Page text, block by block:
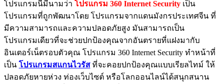
โปรแกรมนี้มีนามว่า โปรแกรม 360 Internet Security เป็น
โปรแกรมที่ถูกพัฒนาโดย โปรแกรมจากแดนมังกรประเทศจีน ที่
มีความสามารถและความปลอดภัยสูง มันสามารถเป็น
โปรแกรมเดียวที่จะช่วยปกป้องคุณจากอันตรายที่แฝงมากับ
อินเตอร์เน็ตรอบตัวคุณ โปรแกรม 360 Internet Security ทำหน้าที่
เป็น โปรแกรมสแกนไวรัส ที่จะคอยปกป้องคุณแบบเรียลไทม์ ให้
ปลอดภัยหายห่วง ท่องเว็บไซต์ หรือโลกออนไลน์ได้สนุกสนาน